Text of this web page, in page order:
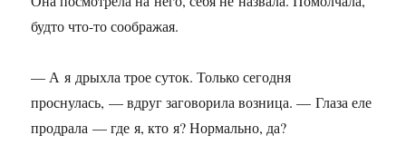
будто что-то соображая.
— А я дрыхла трое суток. Только сегодня
проснулась, — вдруг заговорила возница. — Глаза еле
продрала — где я, кто я? Нормально, да?